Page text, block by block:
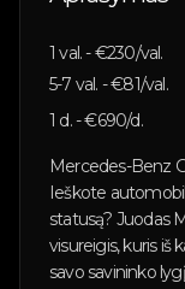
1 val. - €230/val.
5-7 val. - €81/val.
1 d. - €690/d.
Mercedes-Benz
Ieškote
statusą? Juodas
visureigis, kuris iš
savo savininko